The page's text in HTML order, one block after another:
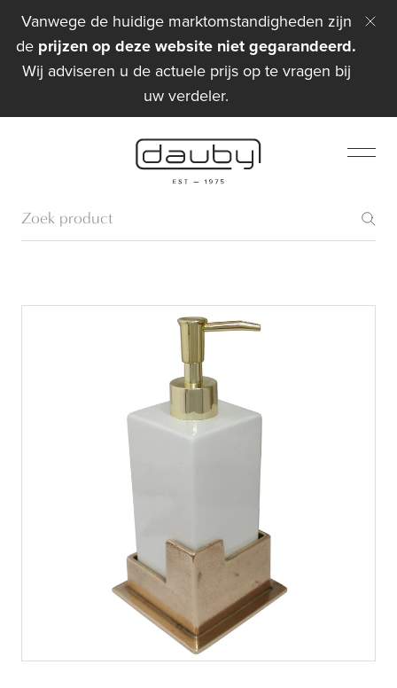
Vanwege de huidige marktomstandigheden zijn
de prijzen op deze website niet gegarandeerd.
Wij adviseren u de actuele prijs op te vragen bij
uw verdeler.